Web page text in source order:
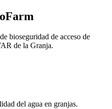
bioseguridad de acceso de
de la Granja.
del agua en granjas.